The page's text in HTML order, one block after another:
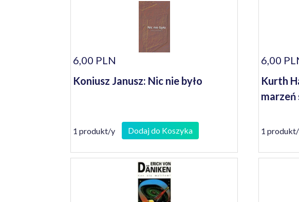
6,00 PLN
Koniusz Janusz: Nic nie było
1 produkt/y Dodaj do Koszyka
6,00
Kurth
marzeń
1